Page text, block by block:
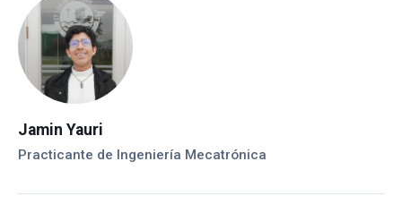
Jamin Yauri
Practicante de Ingeniería Mecatrónica